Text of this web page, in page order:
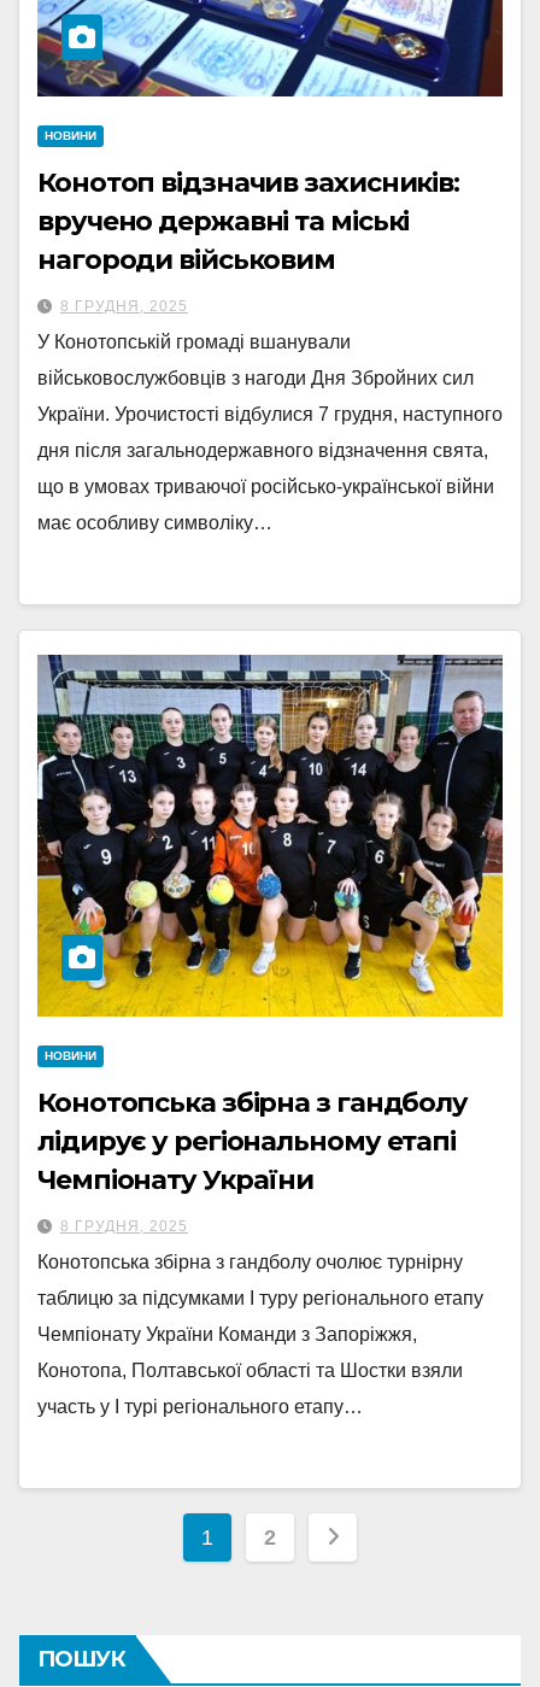
НОВИНИ
Конотоп відзначив захисників:
вручено державні та міські
нагороди військовим
8 ГРУДНЯ, 2025
У Конотопській громаді вшанували
військовослужбовців з нагоди Дня Збройних сил
України. Урочистості відбулися 7 грудня, наступного
дня після загальнодержавного відзначення свята,
що в умовах триваючої російсько-української війни
має особливу символіку…
НОВИНИ
Конотопська збірна з гандболу
лідирує у регіональному етапі
Чемпіонату України
8 ГРУДНЯ, 2025
Конотопська збірна з гандболу очолює турнірну
таблицю за підсумками І туру регіонального етапу
Чемпіонату України Команди з Запоріжжя,
Конотопа, Полтавської області та Шостки взяли
участь у І турі регіонального етапу…
Пагінація
1 2
ПОШУК